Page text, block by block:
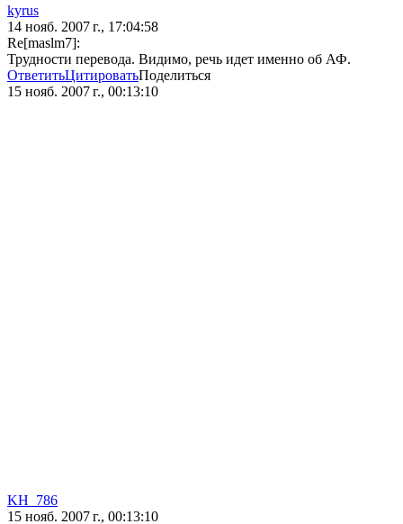
kyrus
14 нояб. 2007 г., 17:04:58
Re[maslm7]:
Трудности перевода. Видимо, речь идет именно об АФ.
ОтветитьЦитироватьПоделиться
15 нояб. 2007 г., 00:13:10
KH_786
15 нояб. 2007 г., 00:13:10